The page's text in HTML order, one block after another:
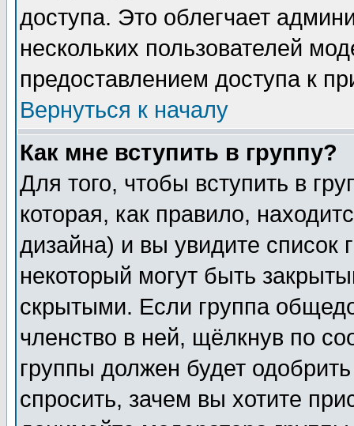
доступа. Это облегчает
нескольких пользователей
предоставлением доступа к
Вернуться к началу
Как мне вступить в группу?
Для того, чтобы вступить в
которая, как правило,
дизайна) и вы увидите список
некоторый могут быть
скрытыми. Если группа
членство в ней, щёлкнув по
группы должен будет
спросить, зачем вы хотите